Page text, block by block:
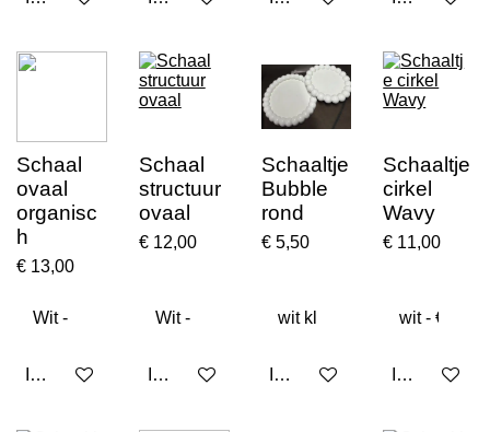
Schaal
ovaal
organisc
h
€ 13,00
In winkelwagen
Schaal
structuur
ovaal
€ 12,00
In winkelwagen
Schaaltje
Bubble
rond
€ 5,50
In winkelwagen
Schaaltje
cirkel
Wavy
€ 11,00
In